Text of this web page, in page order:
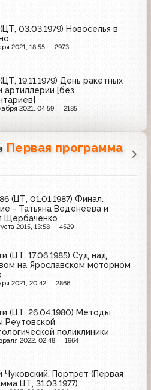
03.03.1979) Новоселья в
2021, 18:55 2973
19.11.1979) День ракетных
артиллерии [без
2021, 04:59 2185
Первая программа
(ЦТ, 01.01.1987) Финал.
- Татьяна Веденеева и
Щербаченко
2015, 13:58 4529
(ЦТ, 17.06.1985) Суд над
на Ярославском моторном
2021, 20:42 2866
(ЦТ, 26.04.1980) Методы
Реутовской
поликлиники
2022, 02:48 1964
Чуковский. Портрет (Первая
ЦТ, 31.03.1977)